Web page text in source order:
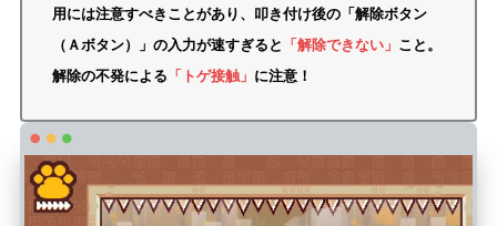
用には注意すべきことがあり、叩き付け後の「解除ボタン
（Ａボタン）」の入力が速すぎると 「解除できない」 こと。
解除の不発による 「トゲ接触」 に注意！